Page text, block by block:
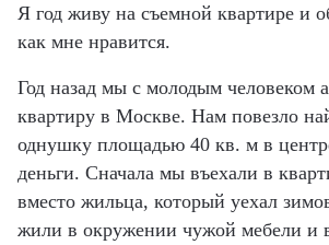
Я год живу на съемной квартире и
как мне нравится.
Год назад мы с молодым человеком
квартиру в Москве. Нам повезло
однушку площадью 40 кв. м в
деньги. Сначала мы въехали в
вместо жильца, который уехал
жили в окружении чужой мебели и